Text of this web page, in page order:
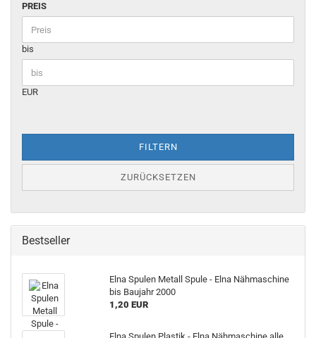
PREIS
bis
EUR
FILTERN
ZURÜCKSETZEN
Bestseller
Elna Spulen Metall Spule - Elna Nähmaschine
bis Baujahr 2000
1,20 EUR